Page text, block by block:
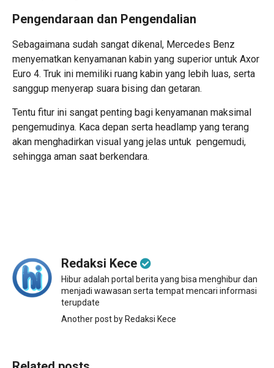
Pengendaraan dan Pengendalian
Sebagaimana sudah sangat dikenal, Mercedes Benz
menyematkan kenyamanan kabin yang superior untuk Axor
Euro 4. Truk ini memiliki ruang kabin yang lebih luas, serta
sanggup menyerap suara bising dan getaran.
Tentu fitur ini sangat penting bagi kenyamanan maksimal
pengemudinya. Kaca depan serta headlamp yang terang
akan menghadirkan visual yang jelas untuk pengemudi,
sehingga aman saat berkendara.
Redaksi Kece
Hibur adalah portal berita yang bisa menghibur dan
menjadi wawasan serta tempat mencari informasi
terupdate
Another post by Redaksi Kece